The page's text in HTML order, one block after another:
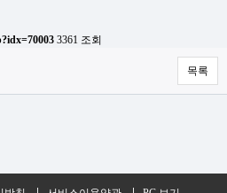
3361 조회
목록